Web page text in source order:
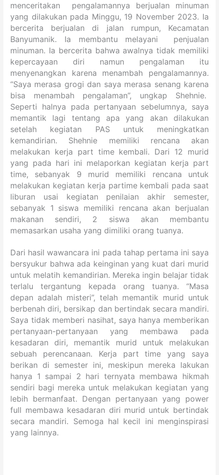
menceritakan pengalamannya berjualan minuman
yang dilakukan pada Minggu, 19 November 2023. Ia
bercerita berjualan di jalan rumpun, Kecamatan
Banyumanik. Ia membantu melayani penjualan
minuman. Ia bercerita bahwa awalnya tidak memiliki
kepercayaan diri namun pengalaman itu
menyenangkan karena menambah pengalamannya.
“Saya merasa grogi dan saya merasa senang karena
bisa menambah pengalaman”, ungkap Shehnie.
Seperti halnya pada pertanyaan sebelumnya, saya
memantik lagi tentang apa yang akan dilakukan
setelah kegiatan PAS untuk meningkatkan
kemandirian. Shehnie memiliki rencana akan
melakukan kerja part time kembali. Dari 12 murid
yang pada hari ini melaporkan kegiatan kerja part
time, sebanyak 9 murid memiliki rencana untuk
melakukan kegiatan kerja partime kembali pada saat
liburan usai kegiatan penilaian akhir semester,
sebanyak 1 siswa memiliki rencana akan berjualan
makanan sendiri, 2 siswa akan membantu
memasarkan usaha yang dimiliki orang tuanya.
Dari hasil wawancara ini pada tahap pertama ini saya
bersyukur bahwa ada keinginan yang kuat dari murid
untuk melatih kemandirian. Mereka ingin belajar tidak
terlalu tergantung kepada orang tuanya. “Masa
depan adalah misteri”, telah memantik murid untuk
berbenah diri, bersikap dan bertindak secara mandiri.
Saya tidak memberi nasihat, saya hanya memberikan
pertanyaan-pertanyaan yang membawa pada
kesadaran diri, memantik murid untuk melakukan
sebuah perencanaan. Kerja part time yang saya
berikan di semester ini, meskipun mereka lakukan
hanya 1 sampai 2 hari ternyata membawa hikmah
sendiri bagi mereka untuk melakukan kegiatan yang
lebih bermanfaat. Dengan pertanyaan yang power
full membawa kesadaran diri murid untuk bertindak
secara mandiri. Semoga hal kecil ini menginspirasi
yang lainnya.